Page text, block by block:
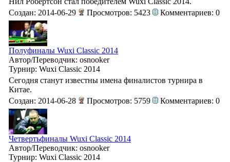
Создан: 2014-06-29
Просмотров: 5423 Комментариев: 0
Полуфиналы Wuxi Classic 2014
Автор/Переводчик: osnooker
Турнир: Wuxi Classic 2014
Сегодня станут известны имена финалистов турнира в
Китае.
Создан: 2014-06-28
Просмотров: 5759 Комментариев: 0
Четвертьфиналы Wuxi Classic 2014
Автор/Переводчик: osnooker
Турнир: Wuxi Classic 2014